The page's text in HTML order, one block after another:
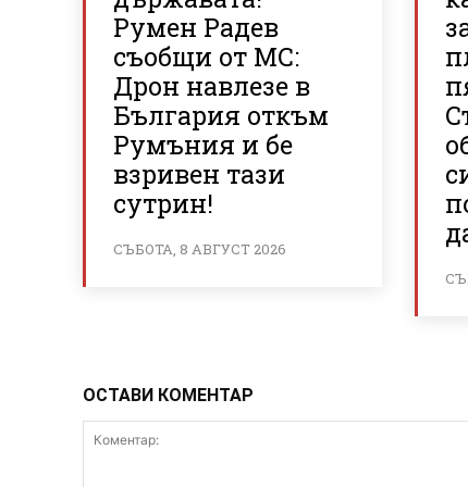
Румен Радев
съобщи от МС:
Дрон навлезе в
България откъм
Румъния и бе
взривен тази
сутрин!
СЪБОТА, 8 АВГУСТ 2026
ОСТАВИ КОМЕНТАР